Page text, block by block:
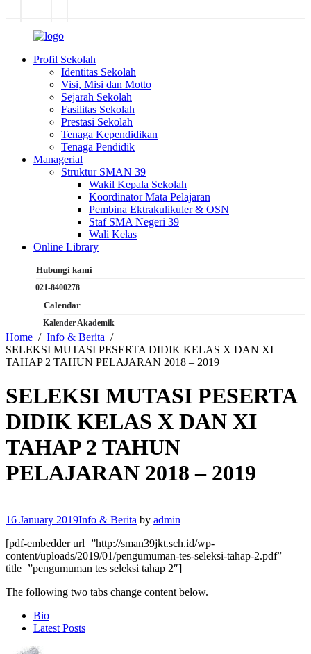
Profil Sekolah
Identitas Sekolah
Visi, Misi dan Motto
Sejarah Sekolah
Fasilitas Sekolah
Prestasi Sekolah
Tenaga Kependidikan
Tenaga Pendidik
Managerial
Struktur SMAN 39
Wakil Kepala Sekolah
Koordinator Mata Pelajaran
Pembina Ektrakulikuler & OSN
Staf SMA Negeri 39
Wali Kelas
Online Library
Hubungi kami
021-8400278
Calendar
Kalender Akademik
Home
Info & Berita
SELEKSI MUTASI PESERTA DIDIK KELAS X DAN XI
TAHAP 2 TAHUN PELAJARAN 2018 – 2019
SELEKSI MUTASI PESERTA
DIDIK KELAS X DAN XI
TAHAP 2 TAHUN
PELAJARAN 2018 – 2019
16 January 2019Info & Berita by admin
[pdf-embedder url=”http://sman39jkt.sch.id/wp-
content/uploads/2019/01/pengumuman-tes-seleksi-tahap-2.pdf”
title=”pengumuman tes seleksi tahap 2″]
The following two tabs change content below.
Bio
Latest Posts